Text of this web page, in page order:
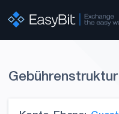
Gebührenstruktur